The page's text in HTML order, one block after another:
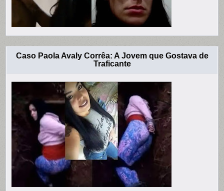
Caso Paola Avaly Corrêa: A Jovem que Gostava de
Traficante